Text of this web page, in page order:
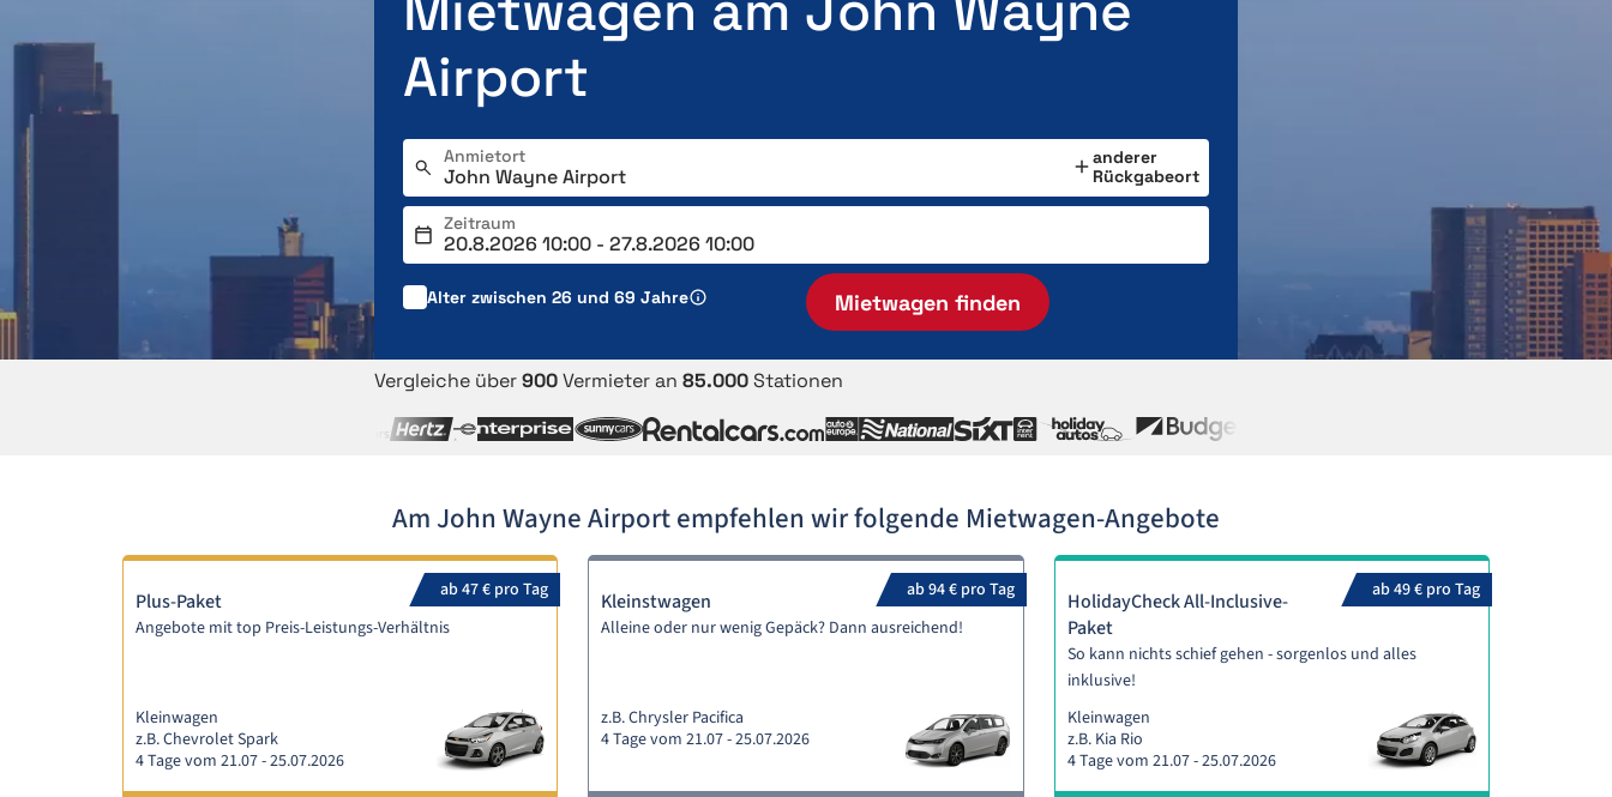
Airport
Anmietort
anderer
Rückgabeort
Zeitraum
Alter zwischen 26 und 69 Jahre Mietwagen finden
Vergleiche über900Vermieter an 85.000Stationen
Am John Wayne Airport empfehlen wir folgende Mietwagen-Angebote
ab 47 € pro Tag
Plus-Paket
Angebote mit top Preis-Leistungs-Verhältnis
Kleinwagen
z.B. Chevrolet Spark
4 Tage vom 21.07 - 25.07.2026
ab 94 € pro Tag
Kleinstwagen
Alleine oder nur wenig Gepäck? Dann ausreichend!
z.B. Chrysler Pacifica
4 Tage vom 21.07 - 25.07.2026
ab 49 € pro Tag
HolidayCheck All-Inclusive-
Paket
So kann nichts schief gehen - sorgenlos und alles
inklusive!
Kleinwagen
z.B. Kia Rio
4 Tage vom 21.07 - 25.07.2026